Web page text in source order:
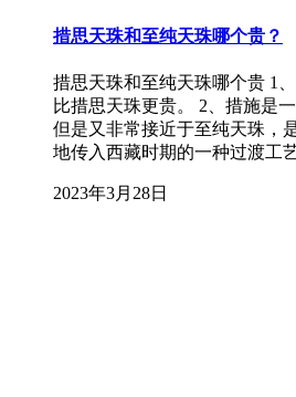
措思天珠和至纯天珠哪个贵？
措思天珠和至纯天珠哪个贵 1
比措思天珠更贵。 2、措施是
但是又非常接近于至纯天珠，
地传入西藏时期的一种过渡工
2023年3月28日